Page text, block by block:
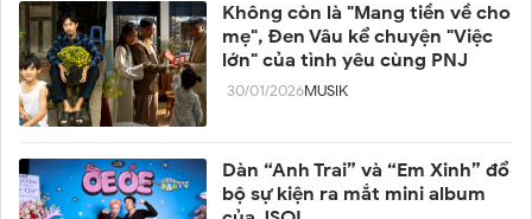
Không còn là "Mang tiền về cho
mẹ", Đen Vâu kể chuyện "Việc
lớn" của tình yêu cùng PNJ
30/01/2026MUSIK
Dàn “Anh Trai” và “Em Xinh” đổ
bộ sự kiện ra mắt mini album